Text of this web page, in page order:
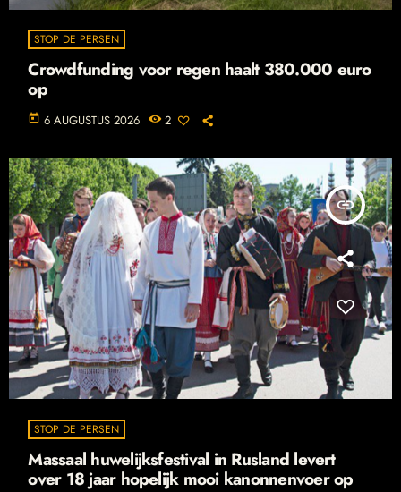
STOP DE PERSEN
Crowdfunding voor regen haalt 380.000 euro
op
today 6 AUGUSTUS 2026 2
insert_link
STOP DE PERSEN
Massaal huwelijksfestival in Rusland levert
over 18 jaar hopelijk mooi kanonnenvoer op